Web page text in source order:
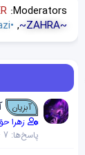
Moderators:
~ZAHRA~
آبزیان
زهرا
پاسخ‌ها 7